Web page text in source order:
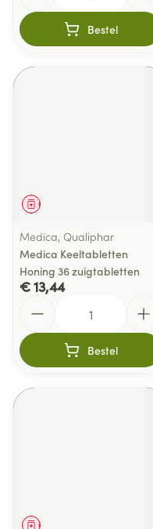
Bestel
Geneesmiddel
Medica, Qualiphar
Medica Keeltabletten
Honing 36 zuigtabletten
€ 13,44
Bestel
Geneesmiddel